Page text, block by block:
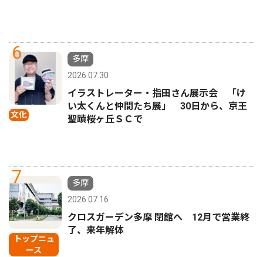
6
文化
多摩
2026.07.30
イラストレーター・指田さん展示会 「け
い太くんと仲間たち展」 30日から、京王
聖蹟桜ヶ丘ＳＣで
7
トップニュ
ース
多摩
2026.07.16
クロスガーデン多摩 閉館へ 12月で営業終
了、来年解体